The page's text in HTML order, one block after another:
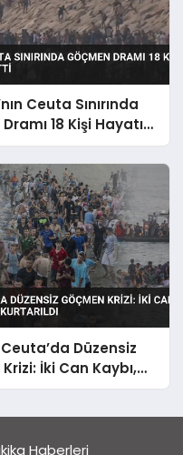
Ceuta Sınırında
18 Kişi Hayatını
Düzensiz
İki Can Kaybı,
Haberleri